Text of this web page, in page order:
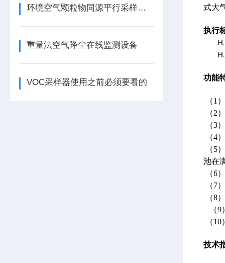
环境空气颗粒物同源平行采样设备六通道六膜
重量法空气降尘在线监测设备
VOC采样器使用之前必须要看的
式大
执行
HJ/
功能
（1
（2
（3
（4
（5
池在
（6
（7
（8
（9
（
技术